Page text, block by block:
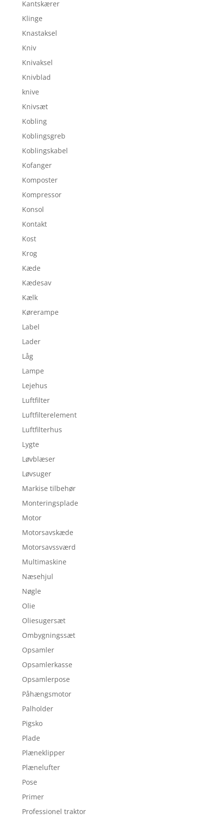
Kantskærer
Klinge
Knastaksel
Kniv
Knivaksel
Knivblad
knive
Knivsæt
Kobling
Koblingsgreb
Koblingskabel
Kofanger
Komposter
Kompressor
Konsol
Kontakt
Kost
Krog
Kæde
Kædesav
Kælk
Kørerampe
Label
Lader
Låg
Lampe
Lejehus
Luftfilter
Luftfilterelement
Luftfilterhus
Lygte
Løvblæser
Løvsuger
Markise tilbehør
Monteringsplade
Motor
Motorsavskæde
Motorsavssværd
Multimaskine
Næsehjul
Nøgle
Olie
Oliesugersæt
Ombygningssæt
Opsamler
Opsamlerkasse
Opsamlerpose
Påhængsmotor
Palholder
Pigsko
Plade
Plæneklipper
Plænelufter
Pose
Primer
Professionel traktor